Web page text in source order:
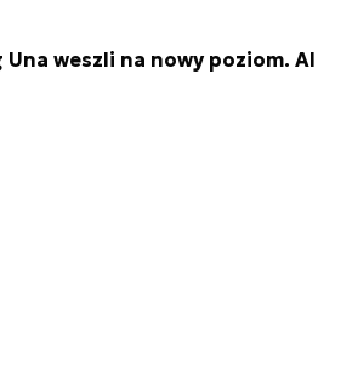
Una weszli na nowy poziom. AI